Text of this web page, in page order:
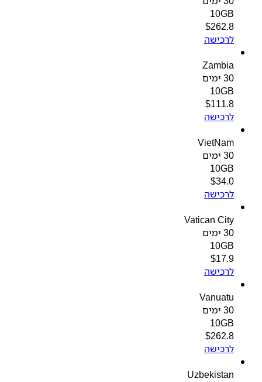
10GB
$262.8
לרכישה
Zambia
10GB
$111.8
לרכישה
VietNam
10GB
$34.0
לרכישה
Vatican City
10GB
$17.9
לרכישה
Vanuatu
10GB
$262.8
לרכישה
Uzbekistan